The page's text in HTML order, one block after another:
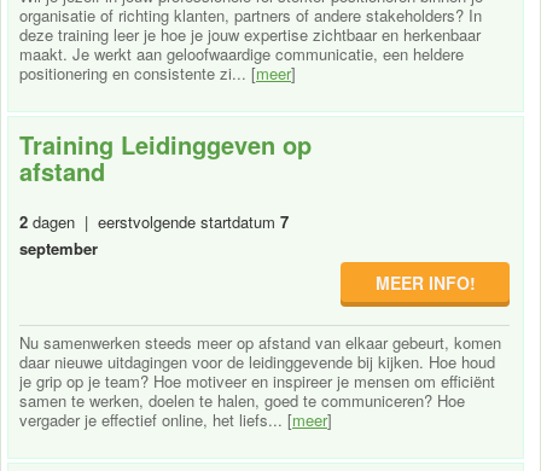
organisatie of richting klanten, partners of andere stakeholders? In
deze training leer je hoe je jouw expertise zichtbaar en herkenbaar
maakt. Je werkt aan geloofwaardige communicatie, een heldere
positionering en consistente zi... [meer]
Training Leidinggeven op
afstand
2 dagen | eerstvolgende startdatum 7
september
MEER INFO!
Nu samenwerken steeds meer op afstand van elkaar gebeurt, komen
daar nieuwe uitdagingen voor de leidinggevende bij kijken. Hoe houd
je grip op je team? Hoe motiveer en inspireer je mensen om efficiënt
samen te werken, doelen te halen, goed te communiceren? Hoe
vergader je effectief online, het liefs... [meer]